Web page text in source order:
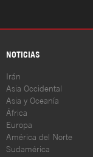
NOTICIAS
Irán
Asia Occidental
Asia y Oceanía
África
Europa
América del Norte
Sudamérica